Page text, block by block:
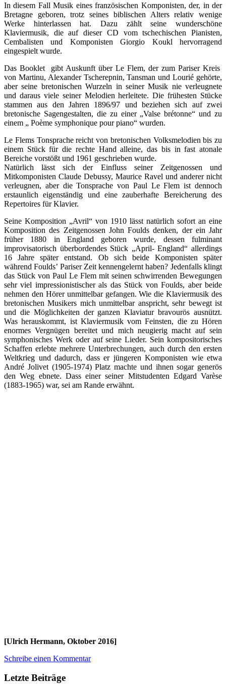
In diesem Fall Musik eines französischen Komponisten, der, in der
Bretagne geboren, trotz seines biblischen Alters relativ wenige
Werke hinterlassen hat. Dazu zählt seine wunderschöne
Klaviermusik, die auf dieser CD vom tschechischen Pianisten,
Cembalisten und Komponisten Giorgio Koukl hervorragend
eingespielt wurde.
Das Booklet gibt Auskunft über Le Flem, der zum Pariser Kreis
von Martinu, Alexander Tscherepnin, Tansman und Lourié gehörte,
aber seine bretonischen Wurzeln in seiner Musik nie verleugnete
und daraus viele seiner Melodien herleitete. Die frühesten Stücke
stammen aus den Jahren 1896/97 und beziehen sich auf zwei
bretonische Sagengestalten, die zu einer „Valse brétonne“ und zu
einem „ Poème symphonique pour piano“ wurden.
Le Flems Tonsprache reicht von bretonischen Volksmelodien bis zu
einem Stück für die rechte Hand alleine, das bis in fast atonale
Bereiche vorstößt und 1961 geschrieben wurde.
Natürlich lässt sich der Einfluss seiner Zeitgenossen und
Mitkomponisten Claude Debussy, Maurice Ravel und anderer nicht
verleugnen, aber die Tonsprache von Paul Le Flem ist dennoch
erstaunlich eigenständig und eine zauberhafte Bereicherung des
Repertoires für Klavier.
Seine Komposition „Avril“ von 1910 lässt natürlich sofort an eine
Komposition des Zeitgenossen John Foulds denken, der ein Jahr
früher 1880 in England geboren wurde, dessen fulminant
improvisatorisch überbordendes Stück „April- England“ allerdings
16 Jahre später entstand. Ob sich beide Komponisten später
während Foulds’ Pariser Zeit kennengelernt haben? Jedenfalls klingt
das Stück von Paul Le Flem mit seinen schwirrenden Bewegungen
sehr viel impressionistischer als das Stück von Foulds, aber beide
nehmen den Hörer unmittelbar gefangen. Wie die Klaviermusik des
bretonischen Musikers mich unmittelbar anspricht, sehr bewegt ist
und die Möglichkeiten der ganzen Klaviatur bravourös ausnützt.
Was herauskommt, ist Klaviermusik vom Feinsten, die zu Hören
enormes Vergnügen bereitet und mich neugierig macht auf sein
symphonisches Werk oder auf seine Lieder. Sein kompositorisches
Schaffen erlebte mehrere Unterbrechungen, auch durch den ersten
Weltkrieg und dadurch, dass er jüngeren Komponisten wie etwa
André Jolivet (1905-1974) Platz machte und ihnen sogar generös
den Weg ebnete. Dass einer seiner Mitstudenten Edgard Varèse
(1883-1965) war, sei am Rande erwähnt.
[Ulrich Hermann, Oktober 2016]
Schreibe einen Kommentar
Letzte Beiträge